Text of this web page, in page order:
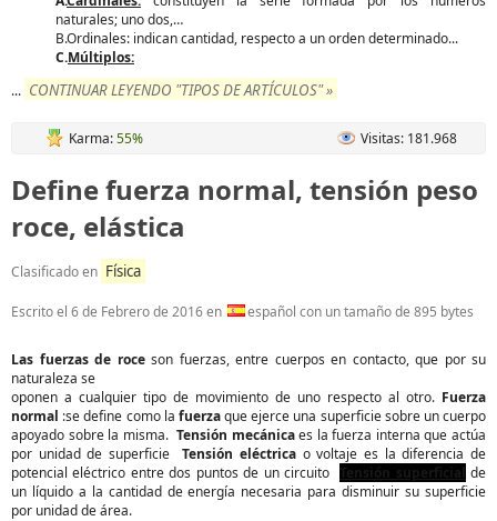
naturales; uno dos,…
B.Ordinales: indican cantidad, respecto a un orden determinado...
C.Múltiplos:
... CONTINUAR LEYENDO "TIPOS DE ARTÍCULOS" »
Karma:55% Visitas: 181.968
Define fuerza normal, tensión peso
roce, elástica
Clasificado en Física
Escrito el 6 de Febrero de 2016en español con un tamaño de 895 bytes
Las fuerzas de roceson fuerzas, entre cuerpos en contacto, que por su
naturaleza se
oponen a cualquier tipo de movimiento de uno respecto al otro. Fuerza
normal :se define como la fuerzaque ejerce una superficie sobre un cuerpo
apoyado sobre la misma. Tensión mecánicaes la fuerza interna que actúa
por unidad de superficieTensión eléctrica o voltaje es la diferencia de
potencial eléctrico entre dos puntos de un circuito
de
un líquido a la cantidad de energía necesaria para disminuir su superficie
por unidad de área.